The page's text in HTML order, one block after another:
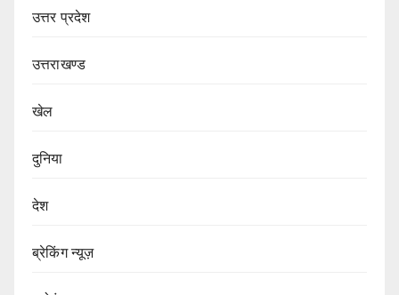
उत्तर प्रदेश
उत्तराखण्ड
खेल
दुनिया
देश
ब्रेकिंग न्यूज़